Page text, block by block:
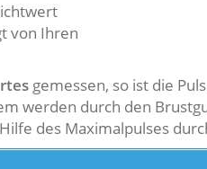
von Ihren
gemessen, so ist die
werden durch den
des Maximalpulses